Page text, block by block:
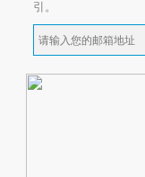
引。